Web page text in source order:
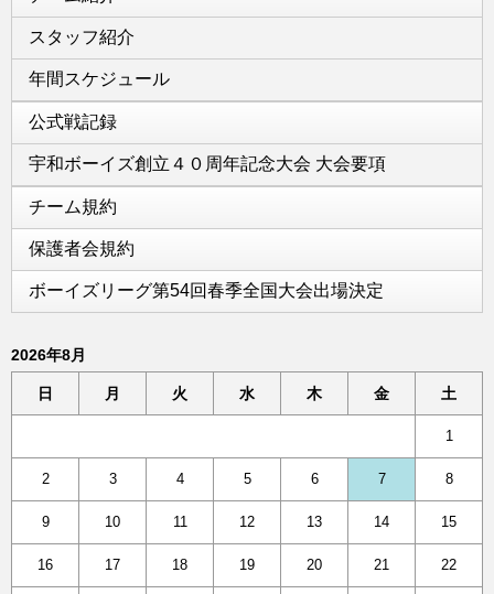
スタッフ紹介
年間スケジュール
公式戦記録
宇和ボーイズ創立４０周年記念大会 大会要項
チーム規約
保護者会規約
ボーイズリーグ第54回春季全国大会出場決定
2026年8月
日 月 火 水 木 金 土
1
2 3 4 5 6 7 8
9 10 11 12 13 14 15
16 17 18 19 20 21 22